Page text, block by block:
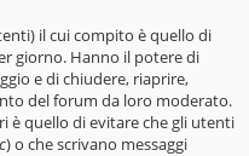
il cui compito è quello di
giorno. Hanno il potere di
e di chiudere, riaprire,
del forum da loro moderato.
è quello di evitare che gli utenti
) o che scrivano messaggi